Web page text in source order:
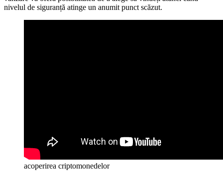
nivelul de siguranță atinge un anumit punct scăzut.
acoperirea criptomonedelor